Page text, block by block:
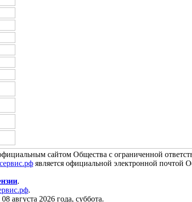
сайтом Общества с ограниченной
является официальной электронной почтой
.
.
августа 2026 года, суббота.